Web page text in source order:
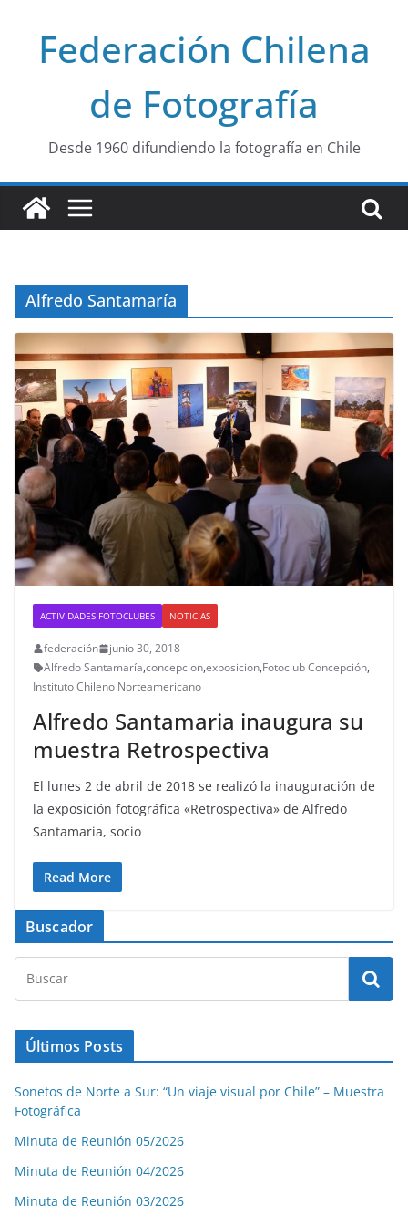
contenidoFederación Chilena
de Fotografía
Desde 1960 difundiendo la fotografía en Chile
Alfredo Santamaría
ACTIVIDADES FOTOCLUBES NOTICIAS
federación
junio 30, 2018
Alfredo Santamaría,concepcion,exposicion,Fotoclub Concepción,
Instituto Chileno Norteamericano
Alfredo Santamaria inaugura su
muestra Retrospectiva
El lunes 2 de abril de 2018 se realizó la inauguración de
la exposición fotográfica «Retrospectiva» de Alfredo
Santamaria, socio
Read More
Buscador
Últimos Posts
Sonetos de Norte a Sur: “Un viaje visual por Chile” – Muestra
Fotográfica
Minuta de Reunión 05/2026
Minuta de Reunión 04/2026
Minuta de Reunión 03/2026